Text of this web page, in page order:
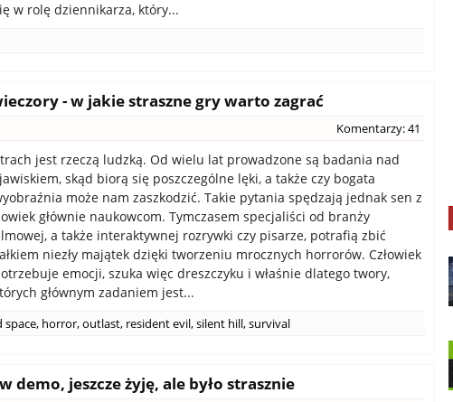
w rolę dziennikarza, który...
- w jakie straszne gry warto zagrać
Komentarzy: 41
jest rzeczą ludzką. Od wielu lat prowadzone są badania nad
skąd biorą się poszczególne lęki, a także czy bogata
może nam zaszkodzić. Takie pytania spędzają jednak sen z
głównie naukowcom. Tymczasem specjaliści od branży
a także interaktywnej rozrywki czy pisarze, potrafią zbić
niezły majątek dzięki tworzeniu mrocznych horrorów. Człowiek
emocji, szuka więc dreszczyku i właśnie dlatego twory,
głównym zadaniem jest...
space, horror,outlast, resident evil,silent hill,survival
demo, jeszcze żyję, ale było strasznie